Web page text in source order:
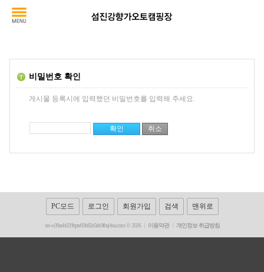
비밀번호 확인
게시물 등록시에 입력했던 비밀번호를 입력해 주세요.
PC모드 로그인 회원가입 검색 맨위로
xn--o39aob029hpre93b82e5rls9fbsj4xa.com © 2026 이용약관 개인정보 취급방침